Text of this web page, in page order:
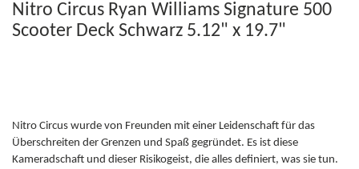
Nitro Circus Ryan Williams Signature 500
Scooter Deck Schwarz 5.12" x 19.7"
Nitro Circus wurde von Freunden mit einer Leidenschaft für das
Überschreiten der Grenzen und Spaß gegründet. Es ist diese
Kameradschaft und dieser Risikogeist, die alles definiert, was sie tun.